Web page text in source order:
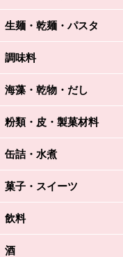
生麺・乾麺・パスタ
調味料
海藻・乾物・だし
粉類・皮・製菓材料
缶詰・水煮
菓子・スイーツ
飲料
酒